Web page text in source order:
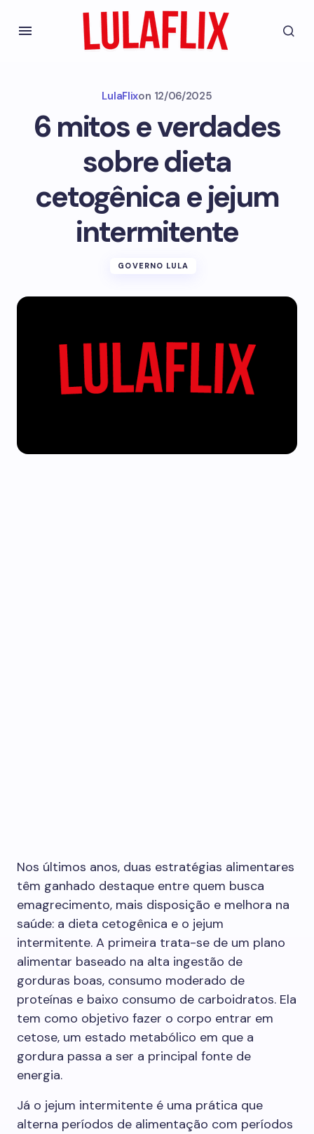
LulaFlixon 12/06/2025
6 mitos e verdades
sobre dieta
cetogênica e jejum
intermitente
GOVERNO LULA
Nos últimos anos, duas estratégias alimentares
têm ganhado destaque entre quem busca
emagrecimento, mais disposição e melhora na
saúde: a dieta cetogênica e o jejum
intermitente. A primeira trata-se de um plano
alimentar baseado na alta ingestão de
gorduras boas, consumo moderado de
proteínas e baixo consumo de carboidratos. Ela
tem como objetivo fazer o corpo entrar em
cetose, um estado metabólico em que a
gordura passa a ser a principal fonte de
energia.
Já o jejum intermitente é uma prática que
alterna períodos de alimentação com períodos